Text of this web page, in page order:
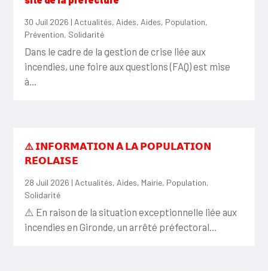
30 Juil 2026 | Actualités, Aides, Aides, Population,
Prévention, Solidarité
Dans le cadre de la gestion de crise liée aux
incendies, une foire aux questions (FAQ) est mise
à...
⚠️ 𝗜𝗡𝗙𝗢𝗥𝗠𝗔𝗧𝗜𝗢𝗡 𝗔̀ 𝗟𝗔 𝗣𝗢𝗣𝗨𝗟𝗔𝗧𝗜𝗢𝗡
𝗥𝗘́𝗢𝗟𝗔𝗜𝗦𝗘
28 Juil 2026 | Actualités, Aides, Mairie, Population,
Solidarité
⚠️ En raison de la situation exceptionnelle liée aux
incendies en Gironde, un arrêté préfectoral...